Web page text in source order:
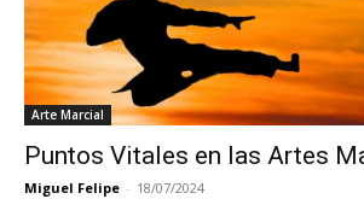
Arte Marcial
Puntos Vitales en las Artes
Miguel Felipe - 18/07/2024